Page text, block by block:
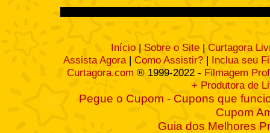
Início | Sobre o Site | Curtagora
Assista Agora| Como Assistir? | Inclua seu
Curtagora.com ® 1999-2022 - Filmagem
+ Produtora de
Pegue o Cupom - Cupons que
Cupom
Guia dos Melhores